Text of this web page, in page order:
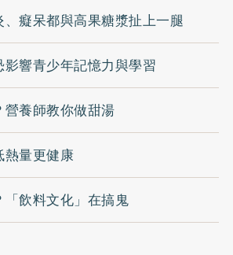
癡呆都與高果糖漿扯上一腿
響青少年記憶力與學習
養師教你做甜湯
量更健康
飲料文化」在搞鬼